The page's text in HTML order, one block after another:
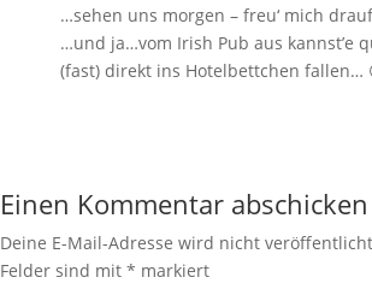
…sehen uns morgen – freu‘ mich
…und ja…vom Irish Pub aus kannst’e
(fast) direkt ins Hotelbettchen fallen…
Einen Kommentar abschicken
Deine E-Mail-Adresse wird nicht
Felder sind mit * markiert